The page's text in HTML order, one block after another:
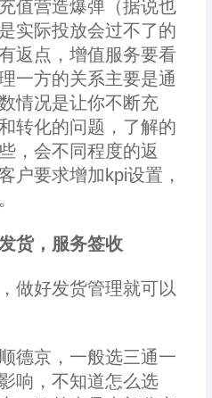
值营造爆弹（据说也
实际投放会过不了的
返点，增值服务要看
一方的关系主要是通
情况是让你不断充
转化的问题，了解的
，会不同程度的返
户要求增加kpi设置，
货，服务签收
做好发货管理就可以
德京，一般选三通一
响，不知道怎么选